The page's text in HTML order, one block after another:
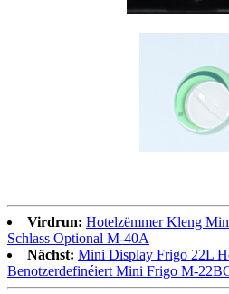
Virdrun: Hotelzëmmer Kleng
Schlass Optional M-40A
Nächst: Mini Display Frigo 22L
Benotzerdefinéiert Mini Frigo M-